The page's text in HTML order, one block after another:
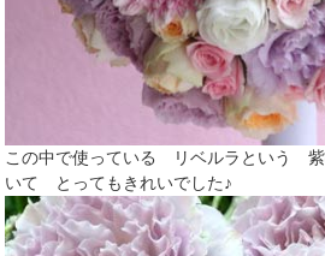
この中で使っている リベルラという
いて とってもきれいでした♪